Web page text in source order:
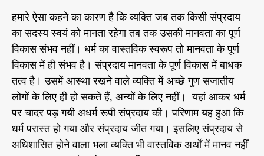
हमारे ऐसा कहने का कारण है कि व्यक्ति जब तक किसी संप्रदाय
का सदस्य स्वयं को मानता रहेगा तब तक उसकी मानवता का पूर्ण
विकास संभव नहीं। धर्म का वास्तविक स्वरूप तो मानवता के पूर्ण
विकास में ही संभव है। संप्रदाय मानवता के पूर्ण विकास में बाधक
तत्व है। उसमें आस्था रखने वाले व्यक्ति में अच्छे गुण सजातीय
लोगों के लिए ही हो सकते हैं, अन्यों के लिए नहीं। यहां आकर धर्म
पर चादर पड़ गयी अधर्म रूपी संप्रदाय की। परिणाम यह हुआ कि
धर्म परास्त हो गया और संप्रदाय जीत गया। इसलिए संप्रदाय से
अधिशासित होने वाला भला व्यक्ति भी वास्तविक अर्थों में मानव नहीं